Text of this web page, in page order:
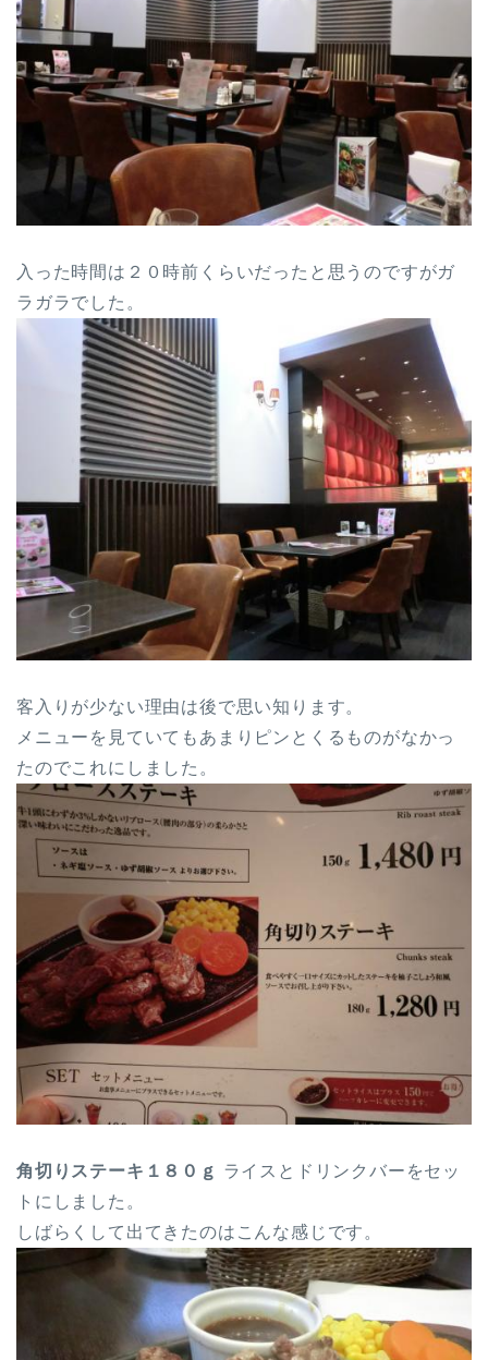
入った時間は２０時前くらいだったと思うのですがガ
ラガラでした。
客入りが少ない理由は後で思い知ります。
メニューを見ていてもあまりピンとくるものがなかっ
たのでこれにしました。
角切りステーキ１８０ｇ ライスとドリンクバーをセッ
トにしました。
しばらくして出てきたのはこんな感じです。